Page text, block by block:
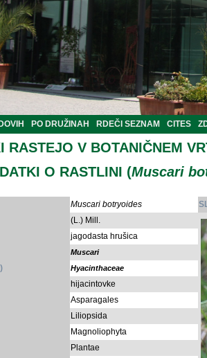
PO DRUŽINAH RDEČI SEZNAM CITES
RASTEJO V BOTANIČNEM
O RASTLINI (Muscari
Muscari botryoides
(L.) Mill.
jagodasta hrušica
Muscari
Hyacinthaceae
hijacintovke
Asparagales
Liliopsida
Magnoliophyta
Plantae